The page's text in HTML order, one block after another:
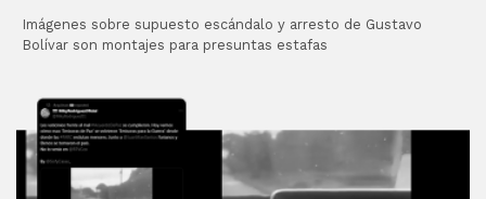
Imágenes sobre supuesto escándalo y arresto de Gustavo
Bolívar son montajes para presuntas estafas